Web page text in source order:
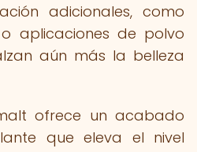
adicionales, como
aplicaciones de polvo
aún más la belleza
ofrece un acabado
que eleva el nivel